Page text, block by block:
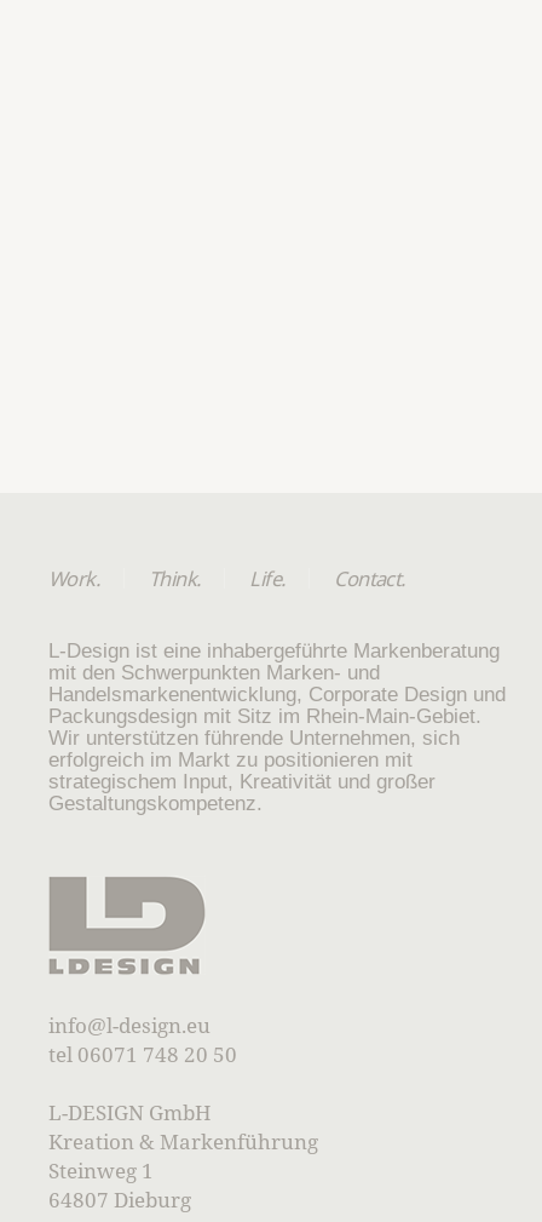
Work. Think. Life. Contact.
L-Design ist eine inhabergeführte Markenberatung
mit den Schwerpunkten Marken- und
Handelsmarkenentwicklung, Corporate Design und
Packungsdesign mit Sitz im Rhein-Main-Gebiet.
Wir unterstützen führende Unternehmen, sich
erfolgreich im Markt zu positionieren mit
strategischem Input, Kreativität und großer
Gestaltungskompetenz.
info@l-design.eu
tel 06071 748 20 50
L-DESIGN GmbH
Kreation & Markenführung
Steinweg 1
64807 Dieburg